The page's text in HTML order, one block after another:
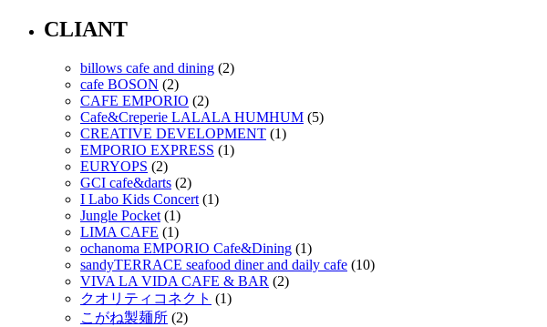
CLIANT
billows cafe and dining (2)
cafe BOSON (2)
CAFE EMPORIO (2)
Cafe&Creperie LALALA HUMHUM (5)
CREATIVE DEVELOPMENT (1)
EMPORIO EXPRESS (1)
EURYOPS (2)
GCI cafe&darts (2)
I Labo Kids Concert (1)
Jungle Pocket (1)
LIMA CAFE (1)
ochanoma EMPORIO Cafe&Dining (1)
sandyTERRACE seafood diner and daily cafe (10)
VIVA LA VIDA CAFE & BAR (2)
クオリティコネクト (1)
こがね製麺所 (2)